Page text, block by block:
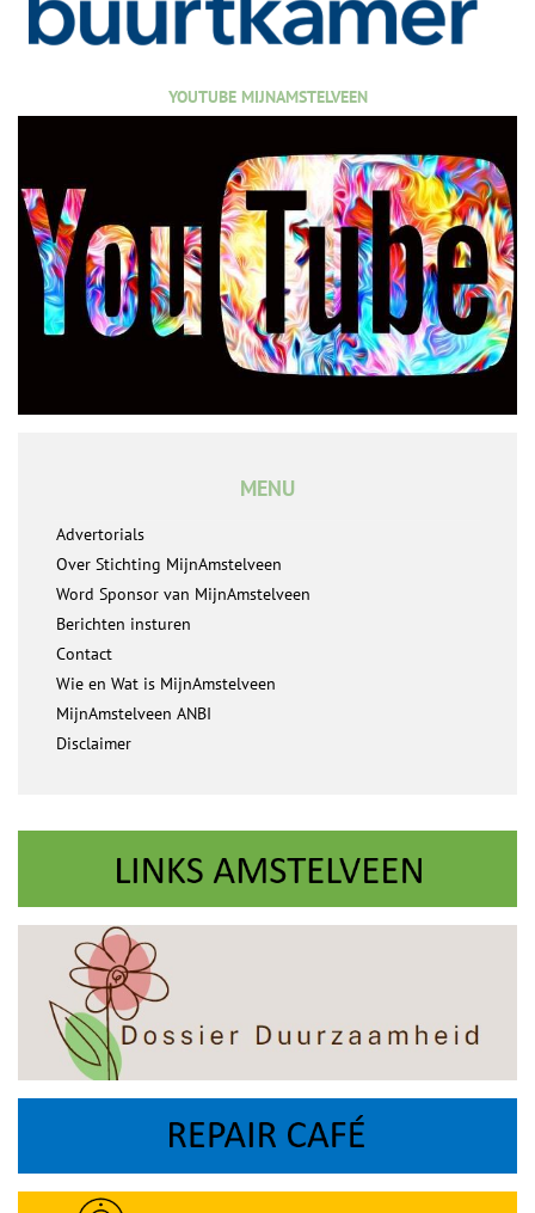
YOUTUBE MIJNAMSTELVEEN
MENU
Advertorials
Over Stichting MijnAmstelveen
Word Sponsor van MijnAmstelveen
Berichten insturen
Contact
Wie en Wat is MijnAmstelveen
MijnAmstelveen ANBI
Disclaimer